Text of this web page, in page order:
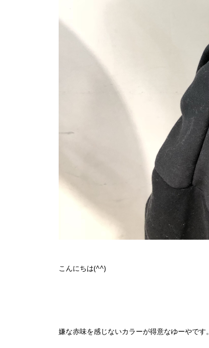
こんにちは(^^)
嫌な赤味を感じないカラーが得意なゆーやです。